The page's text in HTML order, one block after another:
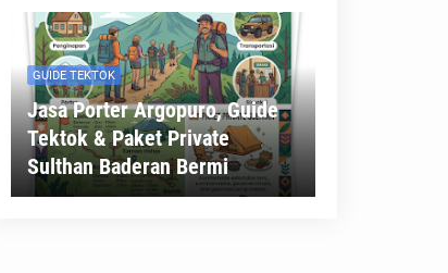
GUIDE TEKTOK
Jasa Porter Argopuro, Guide
Tektok & Paket Private
Sulthan Baderan Bermi